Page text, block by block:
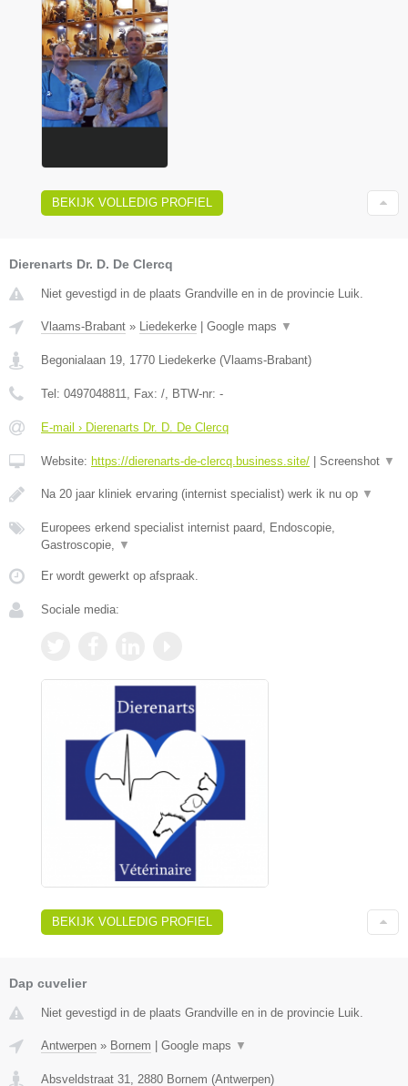
BEKIJK VOLLEDIG PROFIEL
Dierenarts Dr. D. De Clercq
Niet gevestigd in de plaats Grandville en in de provincie Luik.
Vlaams-Brabant » Liedekerke Google maps ▼
Begonialaan 19 1770 Liedekerke (Vlaams-Brabant)
Tel: 0497048811 , Fax: / , BTW-nr: -
E-mail › Dierenarts Dr. D. De Clercq
Website: https://dierenarts-de-clercq.business.site/ Screenshot ▼
Na 20 jaar kliniek ervaring (internist specialist) werk ik nu op ▼
Europees erkend specialist internist paard, Endoscopie,
Gastroscopie,
▼
Er wordt gewerkt op afspraak.
Sociale media:
BEKIJK VOLLEDIG PROFIEL
Dap cuvelier
Niet gevestigd in de plaats Grandville en in de provincie Luik.
Antwerpen » Bornem Google maps ▼
Absveldstraat 31 2880 Bornem (Antwerpen)